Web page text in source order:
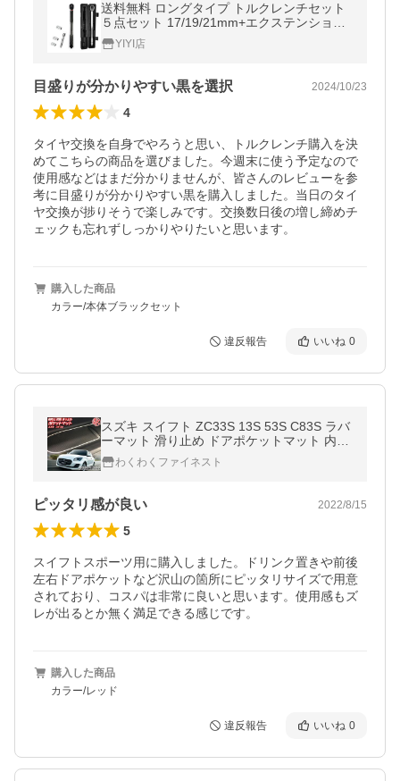
送料無料 ロングタイプ トルクレンチセット
５点セット 17/19/21mm+エクステンション
専用ケース付き 車 タイヤ交換
YIYI店
目盛りが分かりやすい黒を選択 2024/10/23
4
タイヤ交換を自身でやろうと思い、トルクレンチ購入を決
めてこちらの商品を選びました。今週末に使う予定なので
使用感などはまだ分かりませんが、皆さんのレビューを参
考に目盛りが分かりやすい黒を購入しました。当日のタイ
ヤ交換が捗りそうで楽しみです。交換数日後の増し締めチ
ェックも忘れずしっかりやりたいと思います。
購入した商品
カラー/本体ブラックセット
違反報告 いいね 0
スズキ スイフト ZC33S 13S 53S C83S ラバ
ーマット 滑り止め ドアポケットマット 内装
パーツ シート 傷防止 防振 わくわくファイネ
ストわくわくファイネスト
ピッタリ感が良い 2022/8/15
5
スイフトスポーツ用に購入しました。ドリンク置きや前後
左右ドアポケットなど沢山の箇所にピッタリサイズで用意
されており、コスパは非常に良いと思います。使用感もズ
レが出るとか無く満足できる感じです。
購入した商品
カラー/レッド
違反報告 いいね 0